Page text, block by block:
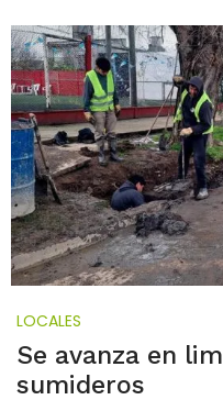
LOCALES
Se avanza en
sumideros